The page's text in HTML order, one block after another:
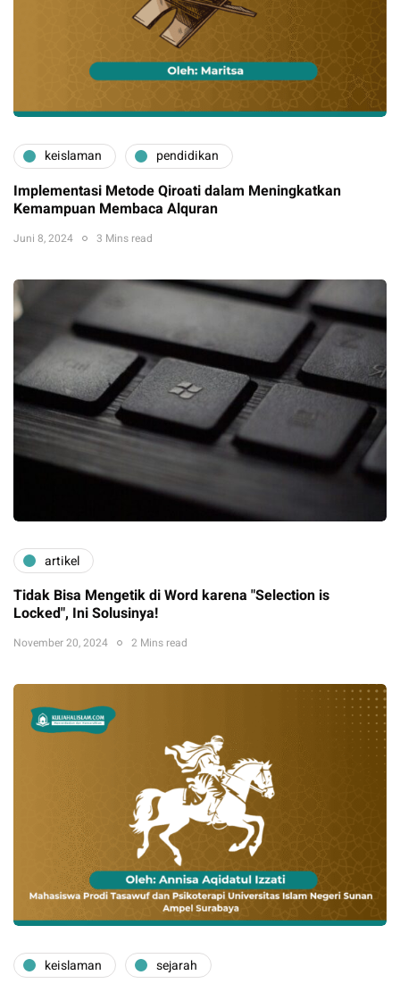
keislaman pendidikan
Implementasi Metode Qiroati dalam Meningkatkan
Kemampuan Membaca Alquran
Juni 8, 2024 3 Mins read
artikel
Tidak Bisa Mengetik di Word karena "Selection is
Locked", Ini Solusinya!
November 20, 2024 2 Mins read
keislaman sejarah